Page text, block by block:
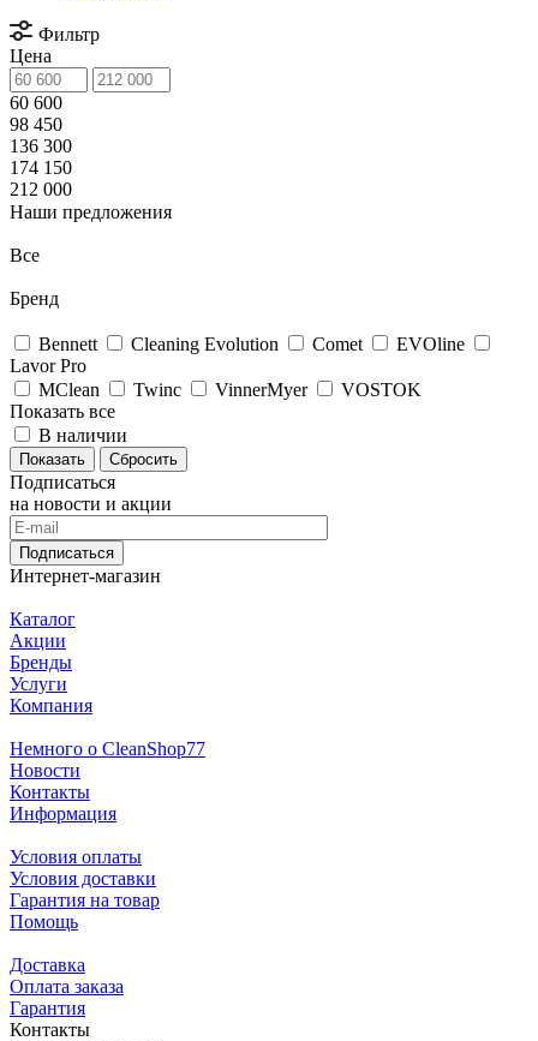
Фильтр
Цена
60 600
98 450
136 300
174 150
212 000
Наши предложения
Все
Бренд
Bennett Cleaning Evolution Comet
EVOline
Lavor Pro
MClean
Twinc VinnerMyer
VOSTOK
Показать все
В наличии
Сбросить
Подписаться
на новости и акции
Подписаться
Интернет-магазин
Каталог
Акции
Бренды
Услуги
Компания
Немного о CleanShop77
Новости
Контакты
Информация
Условия оплаты
Условия доставки
Гарантия на товар
Помощь
Доставка
Оплата заказа
Гарантия
Контакты